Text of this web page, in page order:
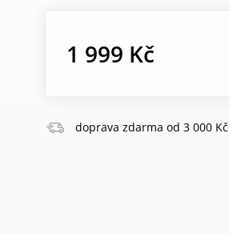
1 999 Kč
doprava zdarma od 3 000 Kč